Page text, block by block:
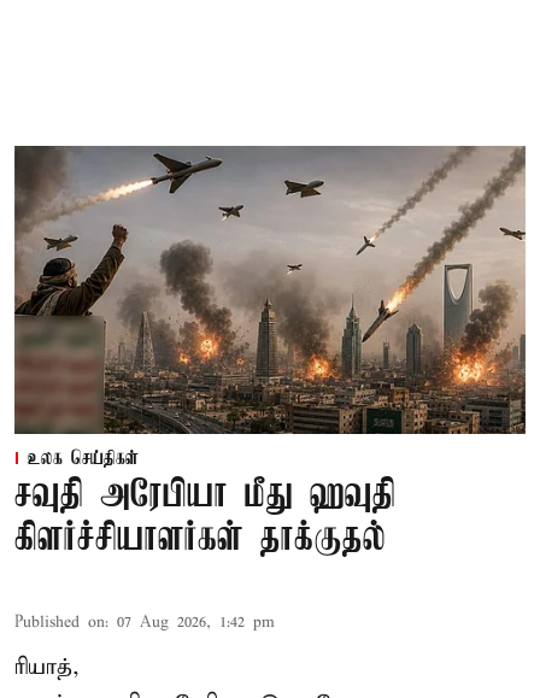
உலக செய்திகள்
சவுதி அரேபியா மீது ஹவுதி
கிளர்ச்சியாளர்கள் தாக்குதல்
Published on: 07 Aug 2026, 1:42 pm
ரியாத்,